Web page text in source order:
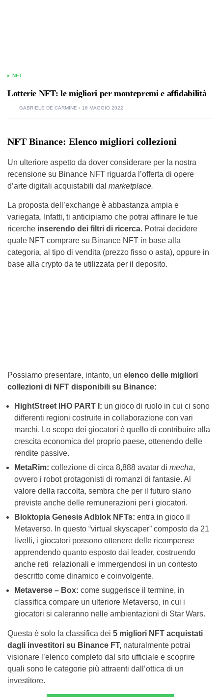
NFT
Lotterie NFT: le migliori per montepremi e affidabilità
GABRIELE DE CARMINE 16 MAGGIO 2022
NFT Binance: Elenco migliori collezioni
Un ulteriore aspetto da dover considerare per la nostra
recensione su Binance NFT riguarda l’offerta di opere
d’arte digitali acquistabili dal marketplace.
La proposta dell’exchange è abbastanza ampia e
variegata. Infatti, ti anticipiamo che potrai affinare le tue
ricerche inserendo dei filtri di ricerca. Potrai decidere
quale NFT comprare su Binance NFT in base alla
categoria, al tipo di vendita (prezzo fisso o asta), oppure in
base alla crypto da te utilizzata per il deposito.
Possiamo presentare, intanto, un elenco delle migliori
collezioni di NFT disponibili su Binance:
HightStreet IHO PART I: un gioco di ruolo in cui ci sono
differenti regioni costruite in collaborazione con vari
marchi. Lo scopo dei giocatori è quello di contribuire alla
crescita economica del proprio paese, ottenendo delle
rendite passive.
MetaRim: collezione di circa 8,888 avatar di mecha,
ovvero i robot protagonisti di romanzi di fantasie. Al
valore della raccolta, sembra che per il futuro siano
previste anche delle remunerazioni per i giocatori.
Bloktopia Genesis Adblok NFTs: entra in gioco il
Metaverso. In questo “virtual skyscaper” composto da 21
livelli, i giocatori possono ottenere delle ricompense
apprendendo quanto esposto dai leader, costruendo
anche reti relazionali e immergendosi in un contesto
descritto come dinamico e coinvolgente.
Metaverse – Box: come suggerisce il termine, in
classifica compare un ulteriore Metaverso, in cui i
giocatori si caleranno nelle ambientazioni di Star Wars.
Questa è solo la classifica dei 5 migliori NFT acquistati
dagli investitori su Binance FT, naturalmente potrai
visionare l’elenco completo dal sito ufficiale e scoprire
quali sono le categorie più attraenti dall’ottica di un
investitore.